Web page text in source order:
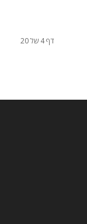
דף 4 של 20